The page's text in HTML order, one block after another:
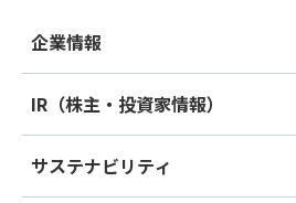
企業情報
IR（株主・投資家情報）
サステナビリティ